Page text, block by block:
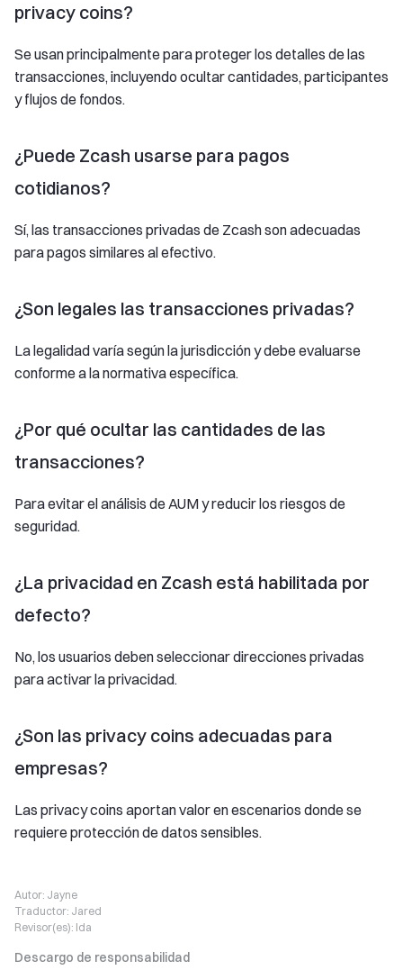
privacy coins?
Se usan principalmente para proteger los detalles de las
transacciones, incluyendo ocultar cantidades, participantes
y flujos de fondos.
¿Puede Zcash usarse para pagos
cotidianos?
Sí, las transacciones privadas de Zcash son adecuadas
para pagos similares al efectivo.
¿Son legales las transacciones privadas?
La legalidad varía según la jurisdicción y debe evaluarse
conforme a la normativa específica.
¿Por qué ocultar las cantidades de las
transacciones?
Para evitar el análisis de AUM y reducir los riesgos de
seguridad.
¿La privacidad en Zcash está habilitada por
defecto?
No, los usuarios deben seleccionar direcciones privadas
para activar la privacidad.
¿Son las privacy coins adecuadas para
empresas?
Las privacy coins aportan valor en escenarios donde se
requiere protección de datos sensibles.
Autor: Jayne
Traductor: Jared
Revisor(es): Ida
Descargo de responsabilidad